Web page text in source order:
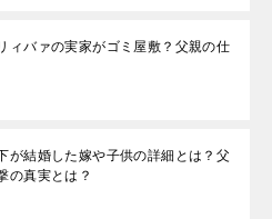
ィバァの実家がゴミ屋敷？父親の仕
が結婚した嫁や子供の詳細とは？父
の真実とは？